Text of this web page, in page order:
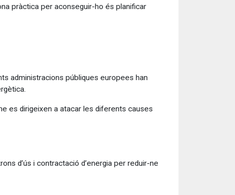
pràctica per aconseguir-ho és planificar
administracions públiques europees han
es dirigeixen a atacar les diferents causes
d’ús i contractació d’energia per reduir-ne